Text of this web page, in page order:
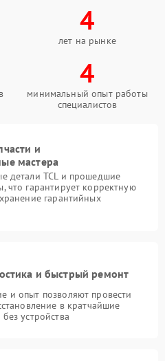
4
лет на рынке
4
минимальный опыт работы
специалистов
и
мастера
детали TCL и прошедшие
что гарантирует корректную
гарантийных
и быстрый ремонт
и опыт позволяют провести
в кратчайшие
устройства